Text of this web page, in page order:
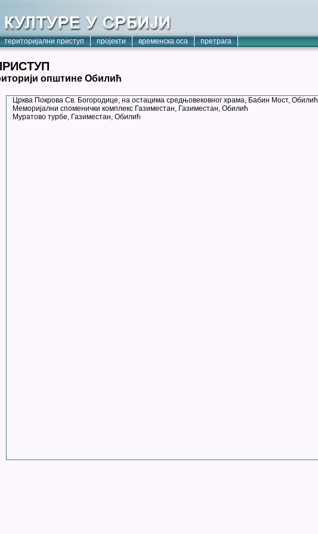
територијални приступ пројекти временска оса претрага
општине Обилић
Црква Покрова Св. Богородице, на остацима средњовековног храма, Бабин Мост, Обилић
Меморијални споменички комплекс Газиместан, Газиместан, Обилић
Муратово турбе, Газиместан, Обилић